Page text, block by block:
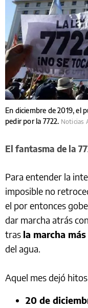
En diciembre de 2019, el
pedir por la 7722. Noticias
El fantasma de la
Para entender la
imposible no
el por entonces
dar marcha atrás
tras la marcha
del agua.
Aquel mes dejó
20 de